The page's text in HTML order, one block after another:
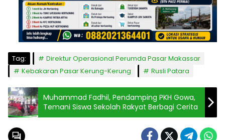
Tag:
Direktur Operasional Perumda Pasar Makassar
Kebakaran Pasar Kerung-Kerung
Rusli Patara
Muhammad Fadhil, Pendamping PKH Gowa,
Temani Siswa Sekolah Rakyat Berbagi Cerita